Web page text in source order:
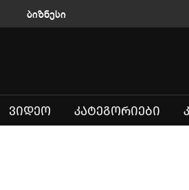
ბიზნესი
ᲕᲘᲓᲔᲝ ᲙᲐᲢᲔᲒᲝᲠᲘᲔᲑᲘ